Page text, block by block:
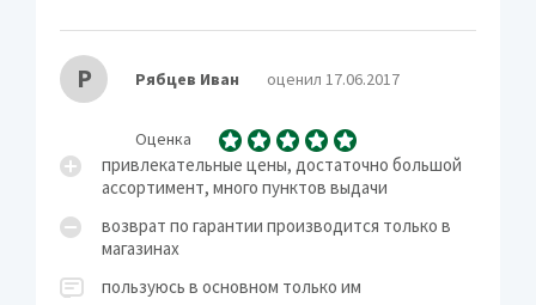
Р Рябцев Иван оценил 17.06.2017
Оценка
привлекательные цены, достаточно большой
ассортимент, много пунктов выдачи
возврат по гарантии производится только в
магазинах
пользуюсь в основном только им